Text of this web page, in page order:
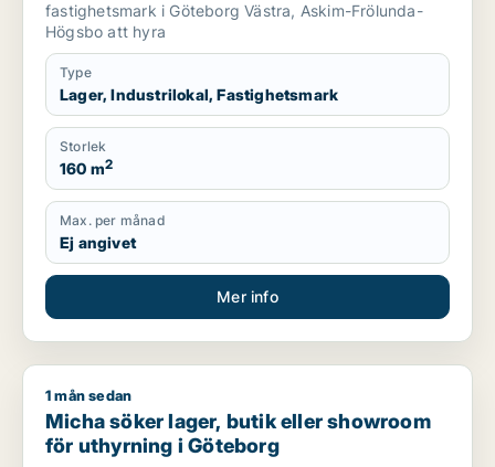
fastighetsmark i Göteborg Västra, Askim-Frölunda-
Högsbo att hyra
Type
Lager, Industrilokal, Fastighetsmark
Storlek
160 m2
Max. per månad
Ej angivet
Mer info
Micha söker lager, butik eller showroom för uthyrning i
1 mån sedan
Micha söker lager, butik eller showroom
för uthyrning i Göteborg